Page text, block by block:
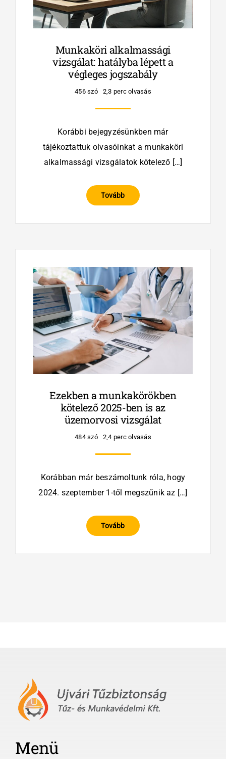
Munkaköri alkalmassági
vizsgálat: hatályba lépett a
végleges jogszabály
456 szó 2,3 perc olvasás
Korábbi bejegyzésünkben már
tájékoztattuk olvasóinkat a munkaköri
alkalmassági vizsgálatok kötelező […]
Tovább
Ezekben a munkakörökben
kötelező 2025-ben is az
üzemorvosi vizsgálat
484 szó 2,4 perc olvasás
Korábban már beszámoltunk róla, hogy
2024. szeptember 1-től megszűnik az […]
Tovább
Menü